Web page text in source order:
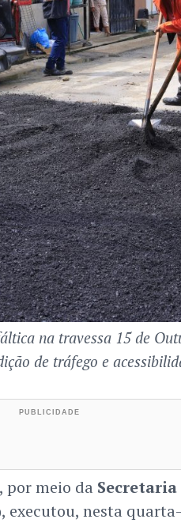
na travessa 15 de
de tráfego e
, por meio da
, executou, nesta